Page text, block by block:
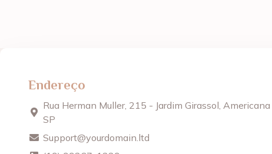
Endereço
Rua Herman Muller, 215 - Jardim Girassol,
SP
Support@yourdomain.ltd